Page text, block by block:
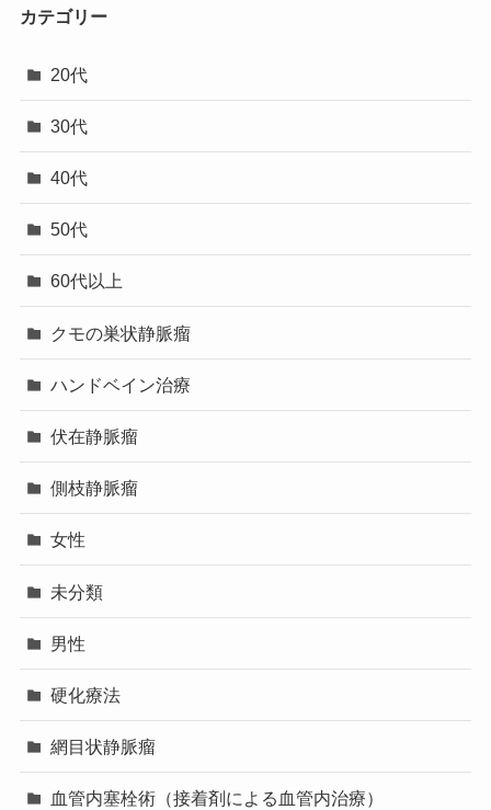
カテゴリー
20代
30代
40代
50代
60代以上
クモの巣状静脈瘤
ハンドベイン治療
伏在静脈瘤
側枝静脈瘤
女性
未分類
男性
硬化療法
網目状静脈瘤
血管内塞栓術（接着剤による血管内治療）